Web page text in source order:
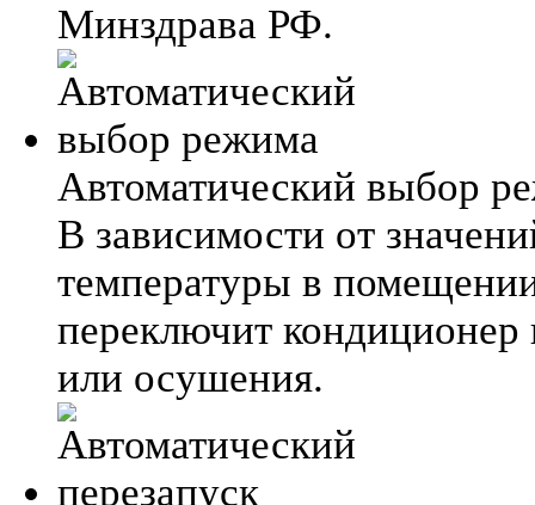
Минздрава РФ.
Автоматический выбор
В зависимости от
температуры в
переключит
или осушения.